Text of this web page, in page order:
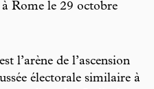
Rome le 29 octobre
l’arène de l’ascension
électorale similaire à